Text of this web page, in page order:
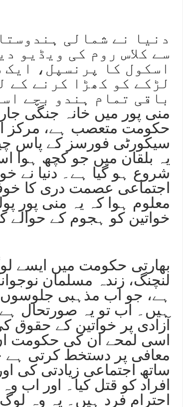
دنیا نے شمالی
سے کلاس روم کی ویڈیو
اسکول کا پرنسپل،
لڑکے کو کھڑا کرنے کے
باقی تمام ہندو بچے
منی پور میں خانہ جنگی
حکومت متعصب ہے، مرکز
سیکورٹی فورسز کے پاس
یہ بلقان میں جو کچھ ہوا
شروع ہو گیا ہے۔ دنیا نے
اجتماعی عصمت دری کا
معلوم ہوا کہ یہ منی پور
خواتین کو ہجوم کے حوالے
بھارتی حکومت میں ایسے
لنچنگ، زندہ مسلمان
ہے، جو اب مذہبی
ہیں۔ اب تو یہ صورتحال
آزادی پر خواتین کے حقوق
معافی پر دستخط کرتی ہے
افراد کو قتل کیا۔ اور اب
احترام فرد ہیں۔ یہ وہ